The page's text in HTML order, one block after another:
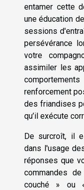
entamer cette
une éducation
sessions
persévérance
votre
assimiler les
renforcement
des friandises
qu’il exécute
De surcroît, il
dans l'usage
réponses que
commandes
couché » ou